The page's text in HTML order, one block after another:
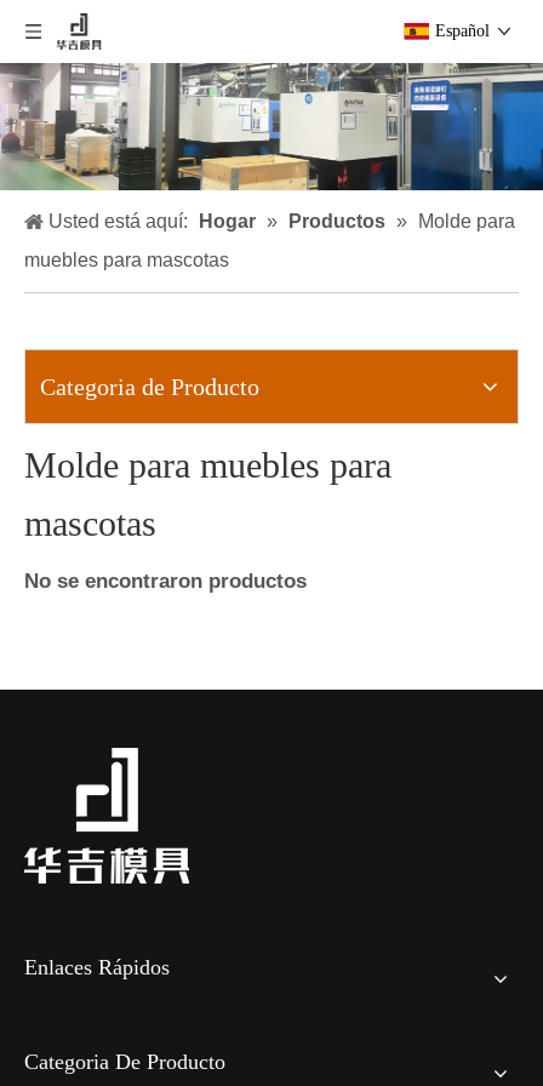
Español
Usted está aquí: Hogar » Productos »
Molde para
muebles para mascotas
Categoria de Producto
Molde para muebles para
mascotas
No se encontraron productos
Enlaces Rápidos
Categoria De Producto